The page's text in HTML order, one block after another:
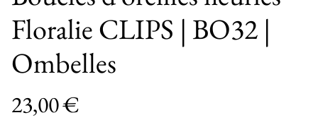
Floralie CLIPS | BO32 |
Ombelles
23,00 €